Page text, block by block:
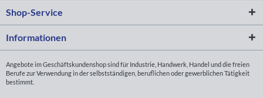
Shop-Service
Informationen
Angebote im Geschäftskundenshop sind für Industrie, Handwerk, Handel und die freien
Berufe zur Verwendung in der selbstständigen, beruflichen oder gewerblichen Tätigkeit
bestimmt.